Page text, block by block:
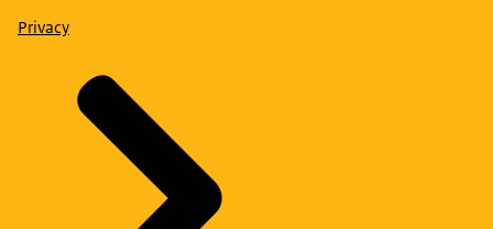
Privacy